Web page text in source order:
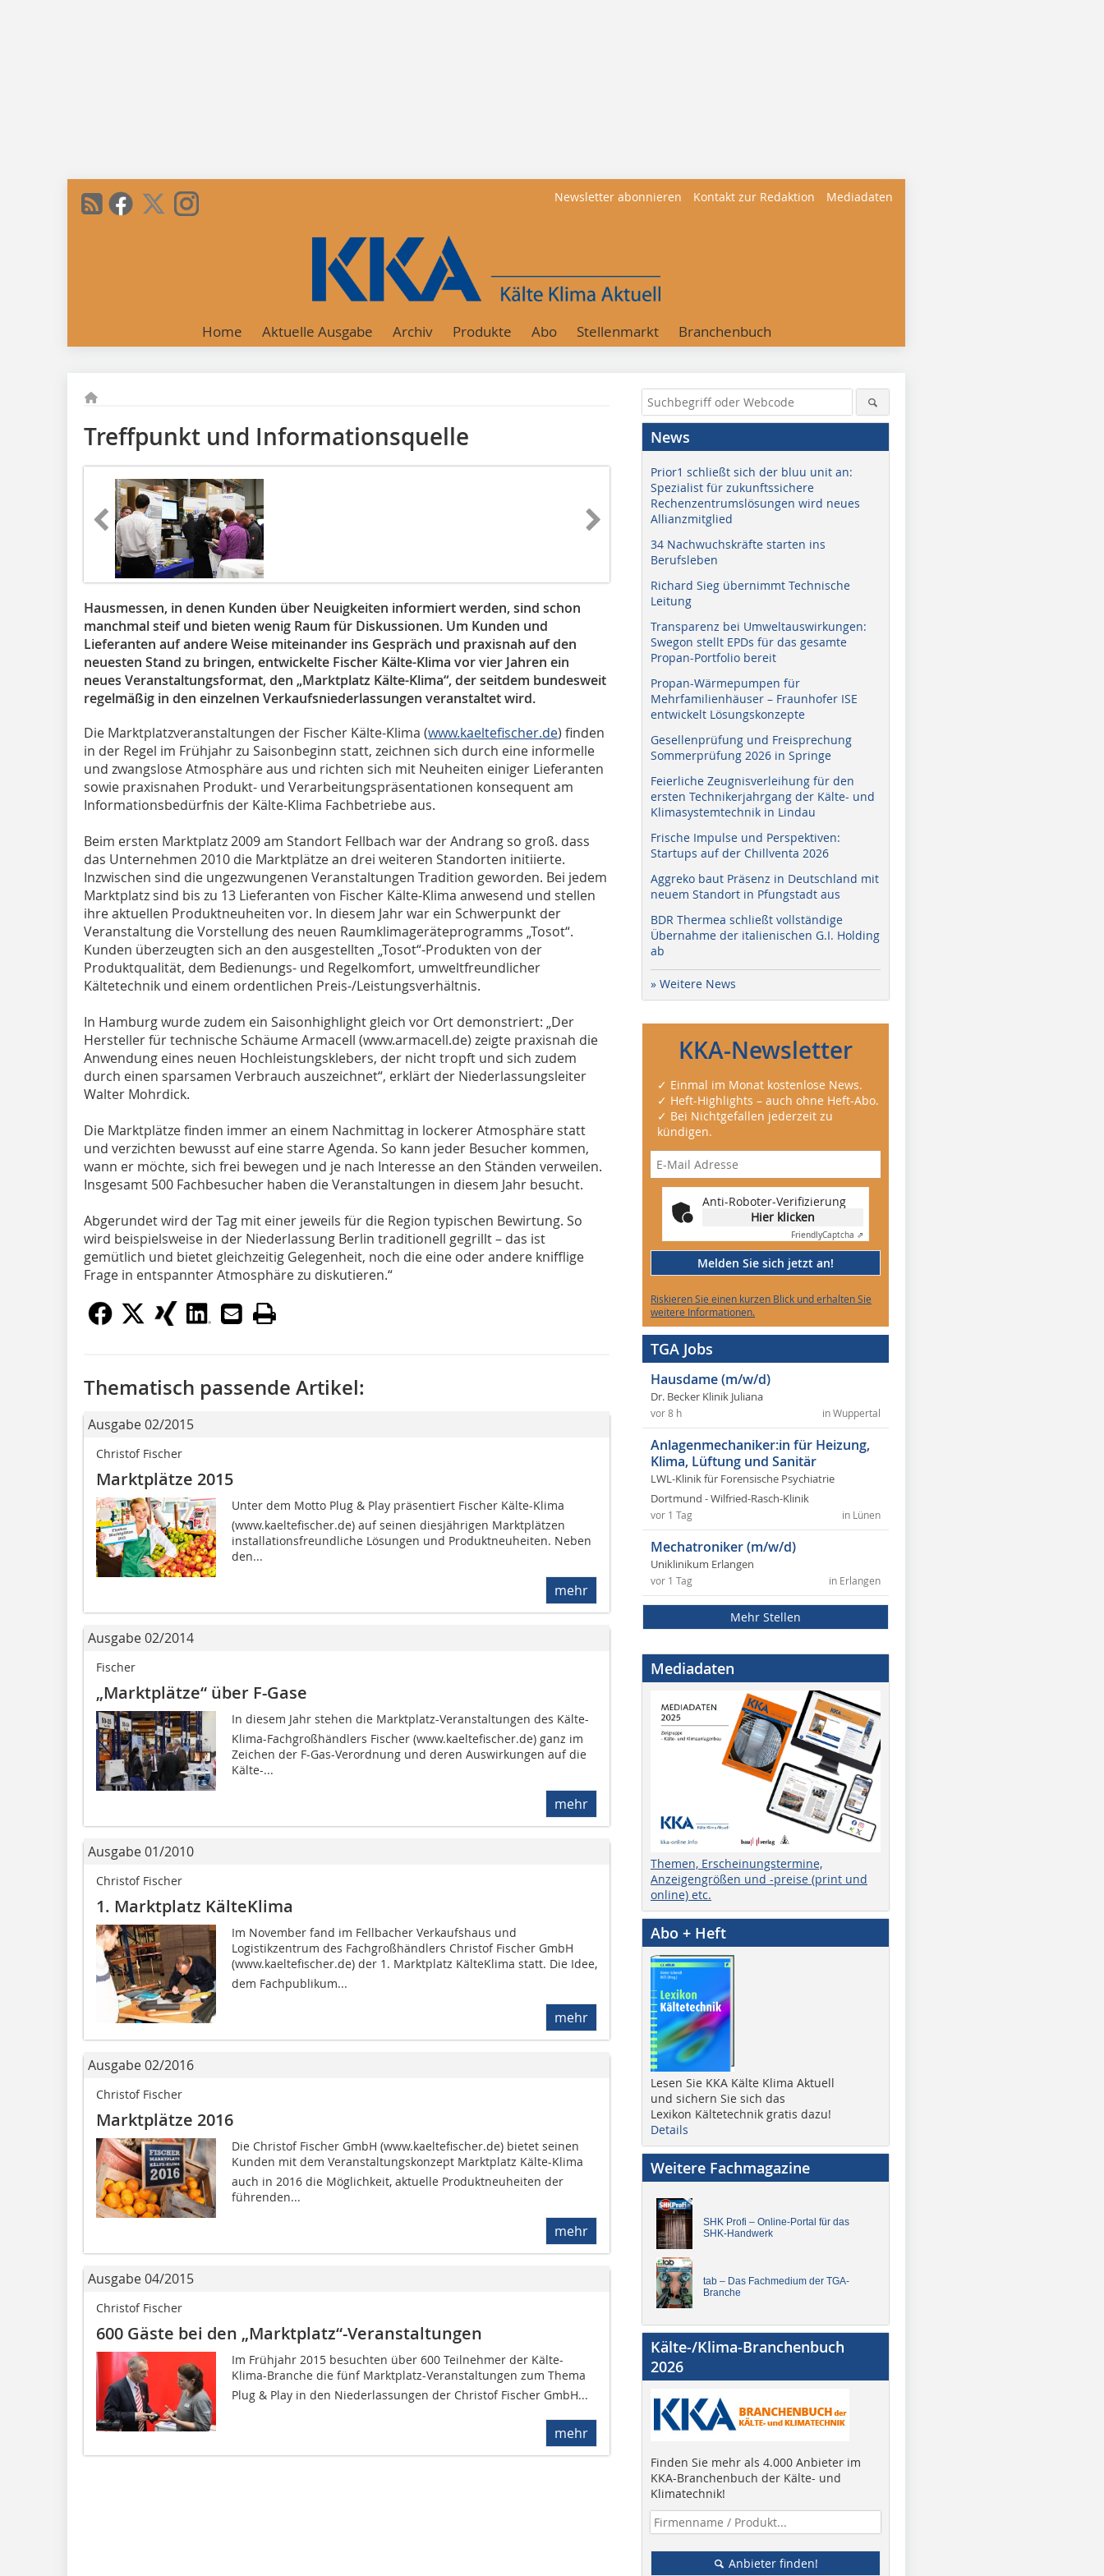
Newsletter abonnieren Kontakt zur Redaktion Mediadaten
Home Aktuelle Ausgabe Archiv Produkte Abo Stellenmarkt Branchenbuch
Treffpunkt und Informationsquelle
Hausmessen, in denen Kunden über Neuigkeiten informiert werden, sind schon
manchmal steif und bieten wenig Raum für Diskussionen. Um Kunden und
Lieferanten auf andere Weise miteinander ins Gespräch und praxisnah auf den
neuesten Stand zu bringen, entwickelte Fischer Kälte-Klima vor vier Jahren ein
neues Veranstaltungsformat, den „Marktplatz Kälte-Klima“, der seitdem bundesweit
regelmäßig in den einzelnen Verkaufsniederlassungen veranstaltet wird.
Die Marktplatzveranstaltungen der Fischer Kälte-Klima (www.kaeltefischer.de) finden
in der Regel im Frühjahr zu Saisonbeginn statt, zeichnen sich durch eine informelle
und zwangslose Atmosphäre aus und richten sich mit Neuheiten einiger Lieferanten
sowie praxisnahen Produkt- und Verarbeitungspräsentationen konsequent am
Informationsbedürfnis der Kälte-Klima Fachbetriebe aus.
Beim ersten Marktplatz 2009 am Standort Fellbach war der Andrang so groß. dass
das Unternehmen 2010 die Marktplätze an drei weiteren Standorten initiierte.
Inzwischen sind die ungezwungenen Veranstaltungen Tradition geworden. Bei jedem
Marktplatz sind bis zu 13 Lieferanten von Fischer Kälte-Klima anwesend und stellen
ihre aktuellen Produktneuheiten vor. In diesem Jahr war ein Schwerpunkt der
Veranstaltung die Vorstellung des neuen Raumklimageräteprogramms „Tosot“.
Kunden überzeugten sich an den ausgestellten „Tosot“-Produkten von der
Produktqualität, dem Bedienungs- und Regelkomfort, umweltfreundlicher
Kältetechnik und einem ordentlichen Preis-/Leistungsverhältnis.
In Hamburg wurde zudem ein Saisonhighlight gleich vor Ort demonstriert: „Der
Hersteller für technische Schäume Armacell (www.armacell.de) zeigte praxisnah die
Anwendung eines neuen Hochleistungsklebers, der nicht tropft und sich zudem
durch einen sparsamen Verbrauch auszeichnet“, erklärt der Niederlassungsleiter
Walter Mohrdick.
Die Marktplätze finden immer an einem Nachmittag in lockerer Atmosphäre statt
und verzichten bewusst auf eine starre Agenda. So kann jeder Besucher kommen,
wann er möchte, sich frei bewegen und je nach Interesse an den Ständen verweilen.
Insgesamt 500 Fachbesucher haben die Veranstaltungen in diesem Jahr besucht.
Abgerundet wird der Tag mit einer jeweils für die Region typischen Bewirtung. So
wird beispielsweise in der Niederlassung Berlin traditionell gegrillt – das ist
gemütlich und bietet gleichzeitig Gelegenheit, noch die eine oder andere knifflige
Frage in entspannter Atmosphäre zu diskutieren.“
Thematisch passende Artikel:
Ausgabe 02/2015
Christof Fischer
Marktplätze 2015
Unter dem Motto Plug & Play präsentiert Fischer Kälte-Klima
(www.kaeltefischer.de) auf seinen diesjährigen Marktplätzen
installationsfreundliche Lösungen und Produktneuheiten. Neben
den...
mehr
Ausgabe 02/2014
Fischer
„Marktplätze“ über F-Gase
In diesem Jahr stehen die Marktplatz-Veranstaltungen des Kälte-
Klima-Fachgroßhändlers Fischer (www.kaeltefischer.de) ganz im
Zeichen der F-Gas-Verordnung und deren Auswirkungen auf die
Kälte-...
mehr
Ausgabe 01/2010
Christof Fischer
1. Marktplatz KälteKlima
Im November fand im Fellbacher Verkaufshaus und
Logistikzentrum des Fachgroßhändlers Christof Fischer GmbH
(www.kaeltefischer.de) der 1. Marktplatz KälteKlima statt. Die Idee,
dem Fachpublikum...
mehr
Ausgabe 02/2016
Christof Fischer
Marktplätze 2016
Die Christof Fischer GmbH (www.kaeltefischer.de) bietet seinen
Kunden mit dem Veranstaltungskonzept Marktplatz Kälte-Klima
auch in 2016 die Möglichkeit, aktuelle Produktneuheiten der
führenden...
mehr
Ausgabe 04/2015
Christof Fischer
600 Gäste bei den „Marktplatz“-Veranstaltungen
Im Frühjahr 2015 besuchten über 600 Teilnehmer der Kälte-
Klima-Branche die fünf Marktplatz-Veranstaltungen zum Thema
Plug & Play in den Niederlassungen der Christof Fischer GmbH...
mehr
News
Prior1 schließt sich der bluu unit an:
Spezialist für zukunftssichere
Rechenzentrumslösungen wird neues
Allianzmitglied
34 Nachwuchskräfte starten ins
Berufsleben
Richard Sieg übernimmt Technische
Leitung
Transparenz bei Umweltauswirkungen:
Swegon stellt EPDs für das gesamte
Propan-Portfolio bereit
Propan-Wärmepumpen für
Mehrfamilienhäuser – Fraunhofer ISE
entwickelt Lösungskonzepte
Gesellenprüfung und Freisprechung
Sommerprüfung 2026 in Springe
Feierliche Zeugnisverleihung für den
ersten Technikerjahrgang der Kälte- und
Klimasystemtechnik in Lindau
Frische Impulse und Perspektiven:
Startups auf der Chillventa 2026
Aggreko baut Präsenz in Deutschland mit
neuem Standort in Pfungstadt aus
BDR Thermea schließt vollständige
Übernahme der italienischen G.I. Holding
ab
» Weitere News
KKA-Newsletter
✓ Einmal im Monat kostenlose News.
✓ Heft-Highlights – auch ohne Heft-Abo.
✓ Bei Nichtgefallen jederzeit zu
kündigen.
Anti-Roboter-Verifizierung
Hier klicken
FriendlyCaptcha ⇗
Melden Sie sich jetzt an!
Riskieren Sie einen kurzen Blick und erhalten Sie
weitere Informationen.
TGA Jobs
Hausdame (m/w/d)
Dr. Becker Klinik Juliana
in Wuppertal
vor 8 h
Anlagenmechaniker:in für Heizung,
Klima, Lüftung und Sanitär
LWL-Klinik für Forensische Psychiatrie
Dortmund - Wilfried-Rasch-Klinik
in Lünen
vor 1 Tag
Mechatroniker (m/w/d)
Uniklinikum Erlangen
in Erlangen
vor 1 Tag
Mehr Stellen
Mediadaten
Themen, Erscheinungstermine,
Anzeigengrößen und -preise (print und
online) etc.
Abo + Heft
Lesen Sie KKA Kälte Klima Aktuell
und sichern Sie sich das
Lexikon Kältetechnik gratis dazu!
Details
Weitere Fachmagazine
SHK Profi – Online-Portal für das
SHK-Handwerk
tab – Das Fachmedium der TGA-
Branche
Kälte-/Klima-Branchenbuch
2026
Finden Sie mehr als 4.000 Anbieter im
KKA-Branchenbuch der Kälte- und
Klimatechnik!
Anbieter finden!